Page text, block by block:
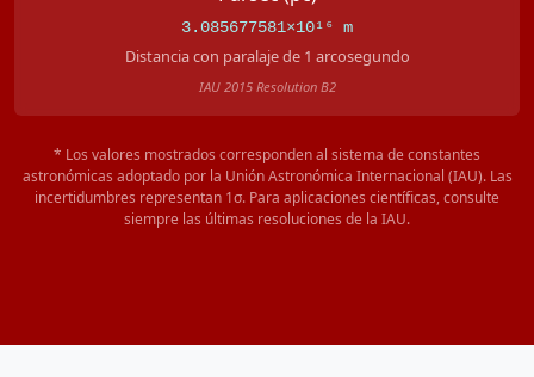
3.085677581×10¹⁶ m
Distancia con paralaje de 1 arcosegundo
IAU 2015 Resolution B2
* Los valores mostrados corresponden al sistema de constantes
astronómicas adoptado por la Unión Astronómica Internacional (IAU). Las
incertidumbres representan 1σ. Para aplicaciones científicas, consulte
siempre las últimas resoluciones de la IAU.